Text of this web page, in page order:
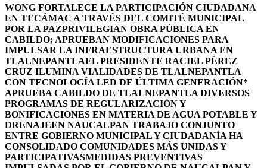
WONG FORTALECE LA PARTICIPACIÓN CIUDADANA
EN TECÁMAC A TRAVÉS DEL COMITÉ MUNICIPAL
POR LA PAZPRIVILEGIAN OBRA PÚBLICA EN
CABILDO; APRUEBAN MODIFICACIONES PARA
IMPULSAR LA INFRAESTRUCTURA URBANA EN
TLALNEPANTLAEL PRESIDENTE RACIEL PÉREZ
CRUZ ILUMINA VIALIDADES DE TLALNEPANTLA
CON TECNOLOGÍA LED DE ÚLTIMA GENERACIÓN*
APRUEBA CABILDO DE TLALNEPANTLA DIVERSOS
PROGRAMAS DE REGULARIZACIÓN Y
BONIFICACIONES EN MATERIA DE AGUA POTABLE Y
DRENAJEEN NAUCALPAN TRABAJO CONJUNTO
ENTRE GOBIERNO MUNICIPAL Y CIUDADANÍA HA
CONSOLIDADO COMUNIDADES MÁS UNIDAS Y
PARTICIPATIVASMEDIDAS PREVENTIVAS